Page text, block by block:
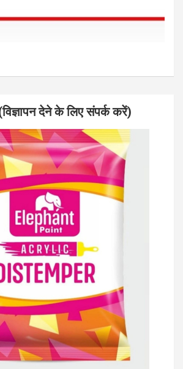
देने के लिए संपर्क करें)